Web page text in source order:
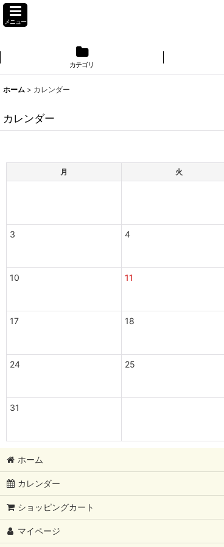
メニュー
カテゴリ
ホーム > カレンダー
カレンダー
月 火
3 4
10 11
17 18
24 25
31
ホーム
カレンダー
ショッピングカート
マイページ